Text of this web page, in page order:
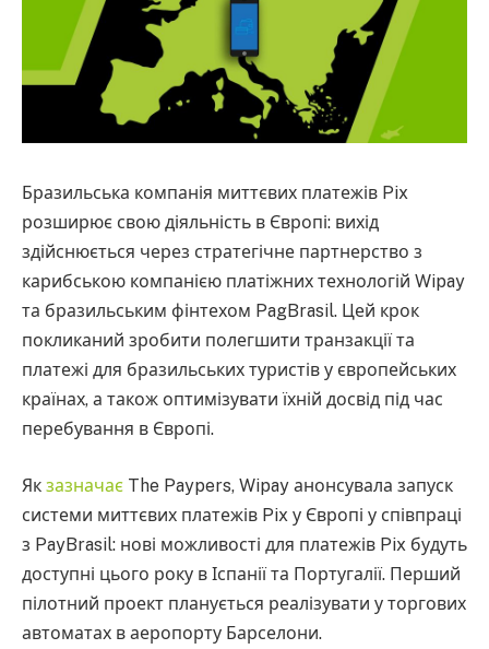
Бразильська компанія миттєвих платежів Pix
розширює свою діяльність в Європі: вихід
здійснюється через стратегічне партнерство з
карибською компанією платіжних технологій Wipay
та бразильським фінтехом PagBrasil. Цей крок
покликаний зробити полегшити транзакції та
платежі для бразильських туристів у європейських
країнах, а також оптимізувати їхній досвід під час
перебування в Європі.
Як зазначає The Paypers, Wipay анонсувала запуск
системи миттєвих платежів Pix у Європі у співпраці
з PayBrasil: нові можливості для платежів Pix будуть
доступні цього року в Іспанії та Португалії. Перший
пілотний проект планується реалізувати у торгових
автоматах в аеропорту Барселони.